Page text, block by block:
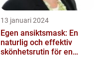
13 januari 2024
Egen ansiktsmask: En
naturlig och effektiv
skönhetsrutin för en